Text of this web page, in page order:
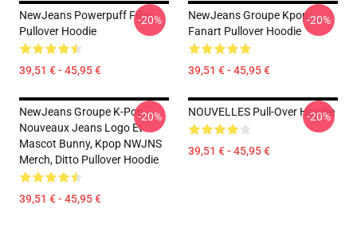
NewJeans Powerpuff Filles
Pullover Hoodie
39,51 € - 45,95 €
-20%
NewJeans Groupe Kpop
Fanart Pullover Hoodie
39,51 € - 45,95 €
-20%
NewJeans Groupe K-Pop,
Nouveaux Jeans Logo Et
Mascot Bunny, Kpop NWJNS
Merch, Ditto Pullover Hoodie
39,51 € - 45,95 €
-20% NOUVELLES Pull-Over Hoodie
39,51 € - 45,95 €
-20%